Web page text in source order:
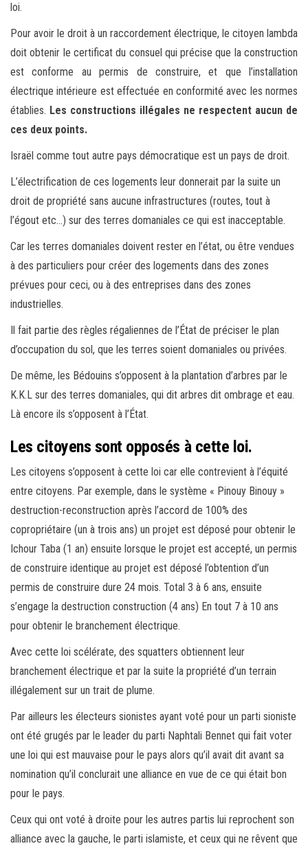
loi.
Pour avoir le droit à un raccordement électrique, le citoyen lambda
doit obtenir le certificat du consuel qui précise que la construction
est conforme au permis de construire, et que l’installation
électrique intérieure est effectuée en conformité avec les normes
établies. Les constructions illégales ne respectent aucun de
ces deux points.
Israël comme tout autre pays démocratique est un pays de droit.
L’électrification de ces logements leur donnerait par la suite un
droit de propriété sans aucune infrastructures (routes, tout à
l’égout etc…) sur des terres domaniales ce qui est inacceptable.
Car les terres domaniales doivent rester en l’état, ou être vendues
à des particuliers pour créer des logements dans des zones
prévues pour ceci, ou à des entreprises dans des zones
industrielles.
Il fait partie des règles régaliennes de l’État de préciser le plan
d’occupation du sol, que les terres soient domaniales ou privées.
De même, les Bédouins s’opposent à la plantation d’arbres par le
K.K.L sur des terres domaniales, qui dit arbres dit ombrage et eau.
Là encore ils s’opposent à l’État.
Les citoyens sont opposés à cette loi.
Les citoyens s’opposent à cette loi car elle contrevient à l’équité
entre citoyens. Par exemple, dans le système « Pinouy Binouy »
destruction-reconstruction après l’accord de 100% des
copropriétaire (un à trois ans) un projet est déposé pour obtenir le
Ichour Taba (1 an) ensuite lorsque le projet est accepté, un permis
de construire identique au projet est déposé l’obtention d’un
permis de construire dure 24 mois. Total 3 à 6 ans, ensuite
s’engage la destruction construction (4 ans) En tout 7 à 10 ans
pour obtenir le branchement électrique.
Avec cette loi scélérate, des squatters obtiennent leur
branchement électrique et par la suite la propriété d’un terrain
illégalement sur un trait de plume.
Par ailleurs les électeurs sionistes ayant voté pour un parti sioniste
ont été grugés par le leader du parti Naphtali Bennet qui fait voter
une loi qui est mauvaise pour le pays alors qu’il avait dit avant sa
nomination qu’il conclurait une alliance en vue de ce qui était bon
pour le pays.
Ceux qui ont voté à droite pour les autres partis lui reprochent son
alliance avec la gauche, le parti islamiste, et ceux qui ne rêvent que